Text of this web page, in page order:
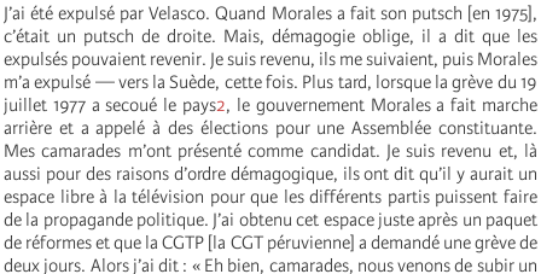
J’ai été expulsé par Velasco. Quand Morales a fait son putsch [en 1975],
c’était un putsch de droite. Mais, démagogie oblige, il a dit que les
expulsés pouvaient revenir. Je suis revenu, ils me suivaient, puis Morales
m’a expulsé — vers la Suède, cette fois. Plus tard, lorsque la grève du 19
juillet 1977 a secoué le pays2, le gouvernement Morales a fait marche
arrière et a appelé à des élections pour une Assemblée constituante.
Mes camarades m’ont présenté comme candidat. Je suis revenu et, là
aussi pour des raisons d’ordre démagogique, ils ont dit qu’il y aurait un
espace libre à la télévision pour que les différents partis puissent faire
de la propagande politique. J’ai obtenu cet espace juste après un paquet
de réformes et que laCGTP [la CGTpéruvienne] a demandé une grève de
deux jours. Alors j’ai dit : « Eh bien, camarades, nous venons de subir un